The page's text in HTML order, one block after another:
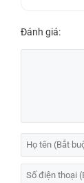
Đánh giá: